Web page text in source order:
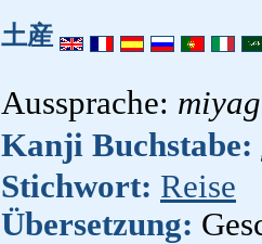
土産
Aussprache:
Kanji Buchstabe:
Stichwort: Reise
Übersetzung: